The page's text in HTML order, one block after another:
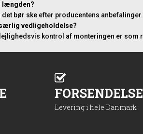
længden?
bør ske efter producentens anbefalinger.
vedligeholdelse?
kontrol af monteringen er som
FORSENDELSE
Levering i hele Danmark